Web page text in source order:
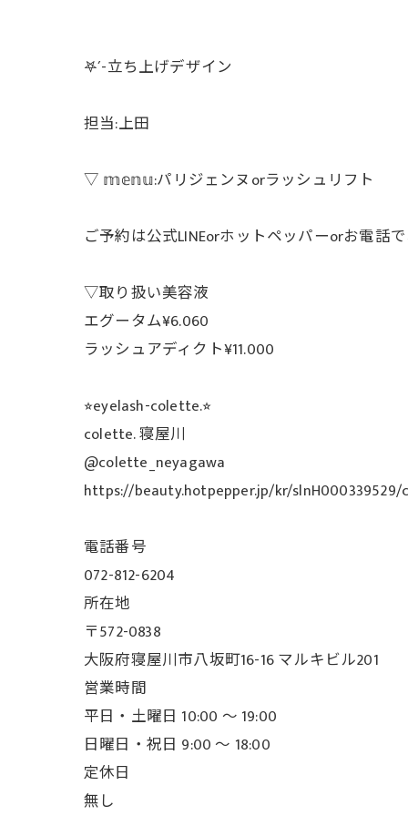
𖤐´-立ち上げデザイン
担当:上田
▽ 𝕞𝕖𝕟𝕦:パリジェンヌorラッシュリフト
ご予約は公式LINEorホットペッパーorお電話
▽取り扱い美容液
エグータム¥6.060
ラッシュアディクト¥11.000
⭐︎eyelash-colette.⭐︎
colette. 寝屋川
@colette_neyagawa
https://beauty.hotpepper.jp/kr/slnH000339529/
電話番号
072-812-6204
所在地
〒572-0838
大阪府寝屋川市八坂町16-16 マルキビル201
営業時間
平日・土曜日 10:00 ～ 19:00
日曜日・祝日 9:00 ～ 18:00
定休日
無し